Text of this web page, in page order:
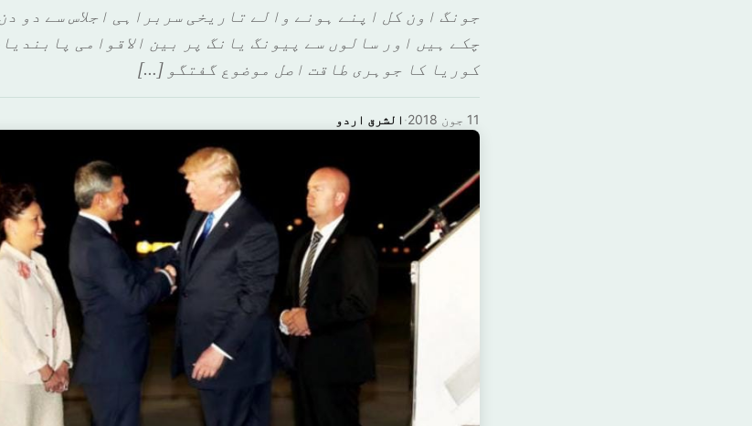
جونگ اون کل اپنے ہونے والے تاریخی سربراہی اجلاس سے دو
چکے ہیں اور سالوں سے پیونگ یانگ پر بین الاقوامی
کوریا کا جوہری طاقت اصل موضوع گفتگو […]
الشرق اردو · 11 جون 2018